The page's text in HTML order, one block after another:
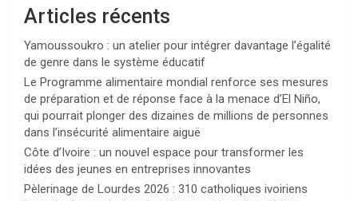
Articles récents
Yamoussoukro : un atelier pour intégrer davantage l’égalité
de genre dans le système éducatif
Le Programme alimentaire mondial renforce ses mesures
de préparation et de réponse face à la menace d’El Niño,
qui pourrait plonger des dizaines de millions de personnes
dans l’insécurité alimentaire aiguë
Côte d’Ivoire : un nouvel espace pour transformer les
idées des jeunes en entreprises innovantes
Pèlerinage de Lourdes 2026 : 310 catholiques ivoiriens